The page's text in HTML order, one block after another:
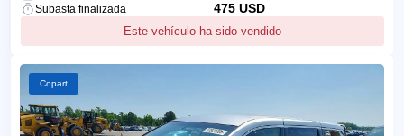
Subasta finalizada
Este vehículo ha sido vendido
475 USD
Copart